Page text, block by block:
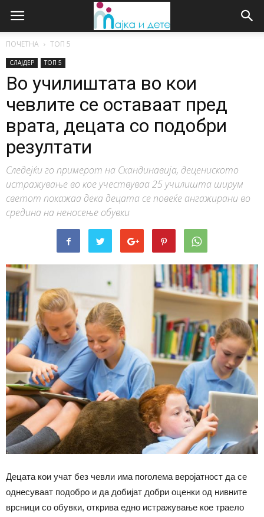
ПОЧЕТНА ТОП 5
СЛАЈДЕР ТОП 5
Во училиштата во кои
чевлите се оставаат пред
врата, децата сo подобри
резултати
Следејќи го примерот на Скандинавија, децениското
истражување во кое учествуваа 25 училишта ширум
светот покажаа дека децата се повеќе ангажирани во
средина на неносење обувки
Децата кои учат без чевли има поголема веројатност да се
однесуваат подобро и да добијат добри оценки од нивните
врсници со обувки, открива едно истражување кое траело